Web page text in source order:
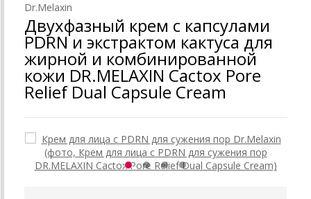
Dr.Melaxin
Двухфазный крем с капсулами
PDRN и экстрактом кактуса для
жирной и комбинированной
кожи DR.MELAXIN Cactox Pore
Relief Dual Capsule Cream